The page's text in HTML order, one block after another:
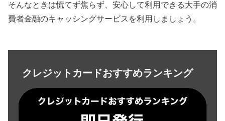
そんなときは慌てず焦らず、安心して利用できる大手の消
費者金融のキャッシングサービスを利用しましょう。
クレジットカードおすすめランキング